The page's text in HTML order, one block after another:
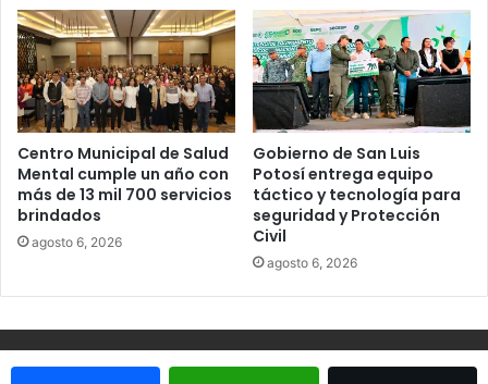
Centro Municipal de Salud
Mental cumple un año con
más de 13 mil 700 servicios
brindados
agosto 6, 2026
Gobierno de San Luis
Potosí entrega equipo
táctico y tecnología para
seguridad y Protección
Civil
agosto 6, 2026
© Copyright 2026, Todos los derechos reservados - Metrópoli